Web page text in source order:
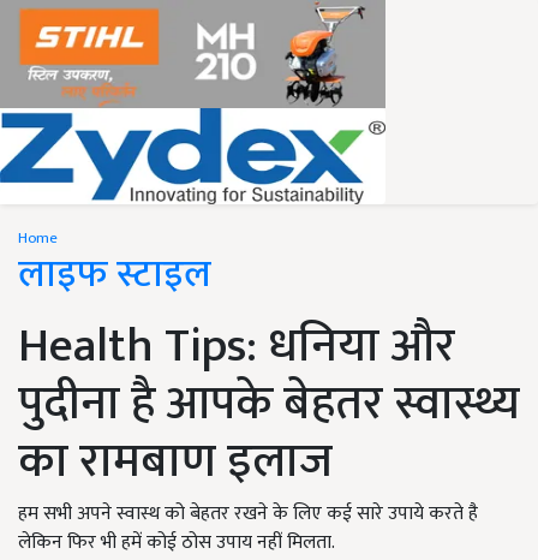
Home
लाइफ स्टाइल
Health Tips: धनिया और
पुदीना है आपके बेहतर स्वास्थ्य
का रामबाण इलाज
हम सभी अपने स्वास्थ को बेहतर रखने के लिए कई सारे उपाये करते है
लेकिन फिर भी हमें कोई ठोस उपाय नहीं मिलता.